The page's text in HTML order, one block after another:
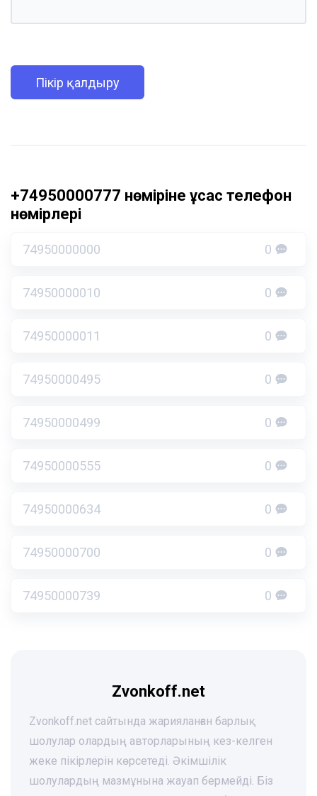
Пікір қалдыру
+74950000777 нөміріне ұқсас телефон
нөмірлері
74950000000 0
74950000010 0
74950000011 0
74950000495 0
74950000499 0
74950000555 0
74950000634 0
74950000700 0
74950000739 0
Zvonkoff.net
Zvonkoff.net сайтында жарияланған барлық
шолулар олардың авторларының кез-келген
жеке пікірлерін көрсетеді. Әкімшілік
шолулардың мазмұнына жауап бермейді. Біз